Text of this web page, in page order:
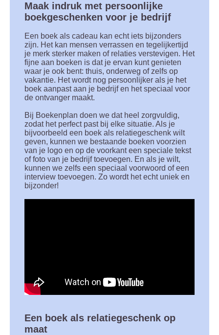
Maak indruk met persoonlijke
boekgeschenken voor je bedrijf
Een boek als cadeau kan echt iets bijzonders
zijn. Het kan mensen verrassen en tegelijkertijd
je merk sterker maken of relaties verstevigen. Het
fijne aan boeken is dat je ervan kunt genieten
waar je ook bent: thuis, onderweg of zelfs op
vakantie. Het wordt nog persoonlijker als je het
boek aanpast aan je bedrijf en het speciaal voor
de ontvanger maakt.
Bij Boekenplan doen we dat heel zorgvuldig,
zodat het perfect past bij elke situatie. Als je
bijvoorbeeld een boek als relatiegeschenk wilt
geven, kunnen we bestaande boeken voorzien
van je logo en op de voorkant een speciale tekst
of foto van je bedrijf toevoegen. En als je wilt,
kunnen we zelfs een speciaal voorwoord of een
interview toevoegen. Zo wordt het echt uniek en
bijzonder!
Een boek als relatiegeschenk op
maat